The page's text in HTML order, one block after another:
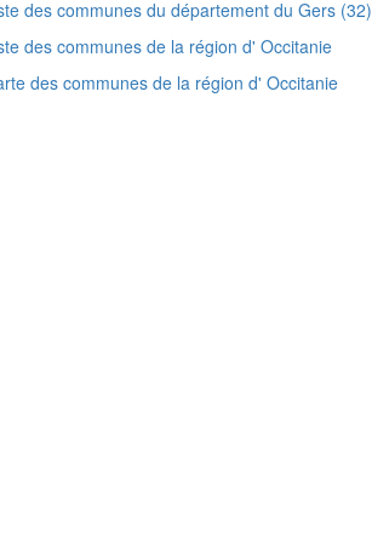
des communes du département du Gers (32)
des communes de la région d' Occitanie
des communes de la région d' Occitanie